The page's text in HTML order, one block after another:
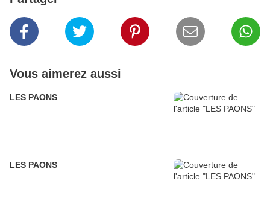
Vous aimerez aussi
LES PAONS
LES PAONS